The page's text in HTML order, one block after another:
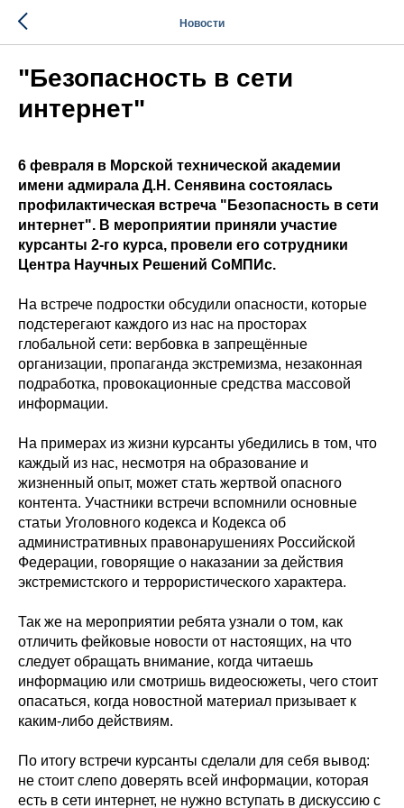
Новости
"Безопасность в сети
интернет"
6 февраля в Морской технической академии
имени адмирала Д.Н. Сенявина состоялась
профилактическая встреча "Безопасность в сети
интернет". В мероприятии приняли участие
курсанты 2-го курса, провели его сотрудники
Центра Научных Решений СоМПИс.
На встрече подростки обсудили опасности, которые
подстерегают каждого из нас на просторах
глобальной сети: вербовка в запрещённые
организации, пропаганда экстремизма, незаконная
подработка, провокационные средства массовой
информации.
На примерах из жизни курсанты убедились в том, что
каждый из нас, несмотря на образование и
жизненный опыт, может стать жертвой опасного
контента. Участники встречи вспомнили основные
статьи Уголовного кодекса и Кодекса об
административных правонарушениях Российской
Федерации, говорящие о наказании за действия
экстремистского и террористического характера.
Так же на мероприятии ребята узнали о том, как
отличить фейковые новости от настоящих, на что
следует обращать внимание, когда читаешь
информацию или смотришь видеосюжеты, чего стоит
опасаться, когда новостной материал призывает к
каким-либо действиям.
По итогу встречи курсанты сделали для себя вывод:
не стоит слепо доверять всей информации, которая
есть в сети интернет, не нужно вступать в дискуссию с